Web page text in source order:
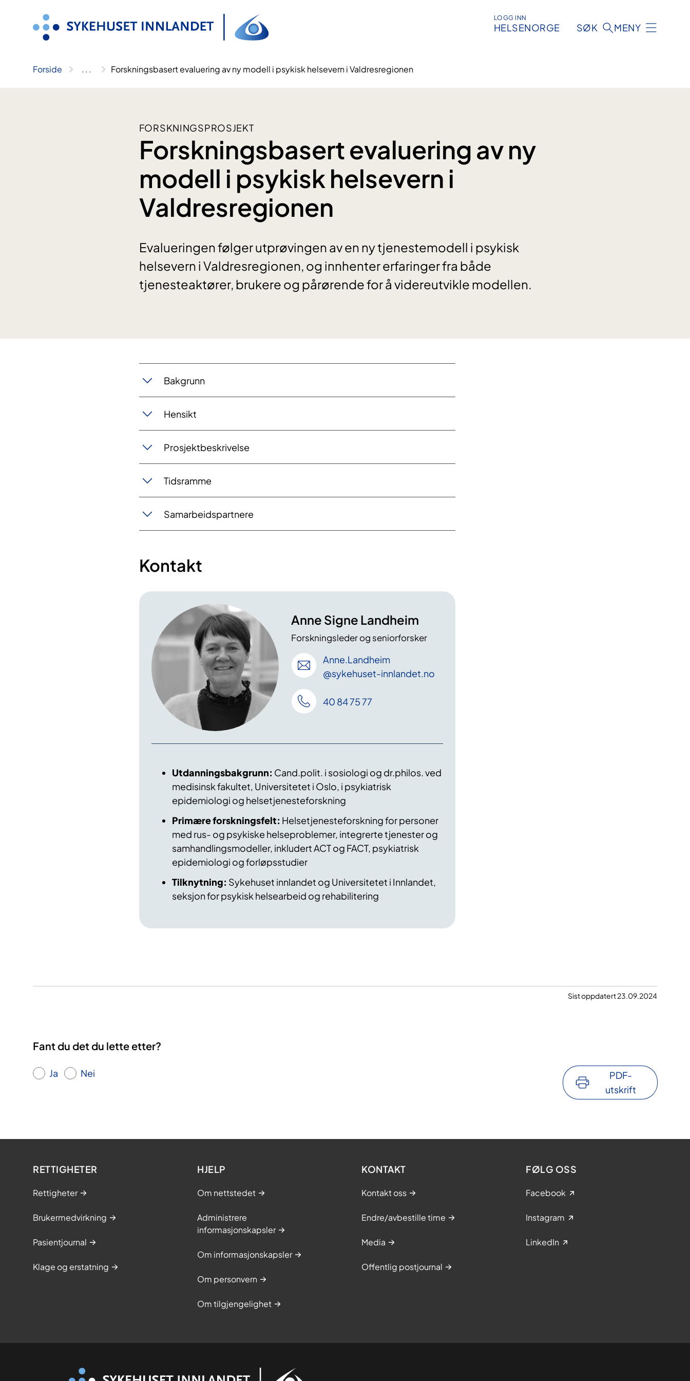
LOGG INN
HELSENORGE SØK MENY
Forside .. . Forskningsbasert evaluering av ny modell i psykisk helsevern i Valdresregionen
FORSKNINGSPROSJEKT
Forskningsbasert evaluering av ny
modell i psykisk helsevern i
Valdresregionen
Evalueringen følger utprøvingen av en ny tjenestemodell i psykisk
helsevern i Valdresregionen, og innhenter erfaringer fra både
tjenesteaktører, brukere og pårørende for å videreutvikle modellen.
Bakgrunn
Hensikt
Prosjektbeskrivelse
Tidsramme
Samarbeidspartnere
Kontakt
Anne Signe Landheim
Forskningsleder og seniorforsker
Anne.Landheim
@sykehuset-innlandet.no
40 84 75 77
Utdanningsbakgrunn: Cand.polit. i sosiologi og dr.philos. ved
medisinsk fakultet, Universitetet i Oslo, i psykiatrisk
epidemiologi og helsetjenesteforskning
Primære forskningsfelt: Helsetjenesteforskning for personer
med rus- og psykiske helseproblemer, integrerte tjenester og
samhandlingsmodeller, inkludert ACT og FACT, psykiatrisk
epidemiologi og forløpsstudier
Tilknytning: Sykehuset innlandet og Universitetet i Innlandet,
seksjon for psykisk helsearbeid og rehabilitering
Sist oppdatert 23.09.2024
Fant du det du lette etter?
Ja Nei
PDF-
utskrift
RETTIGHETER
Rettigheter
Brukermedvirkning
Pasientjournal
Klage og erstatning
HJELP
Om nettstedet
Administrere
informasjonskapsler
Om informasjonskapsler
Om personvern
Om tilgjengelighet
KONTAKT
Kontakt oss
Endre/avbestille time
Media
Offentlig postjournal
FØLG OSS
Facebook
Instagram
LinkedIn